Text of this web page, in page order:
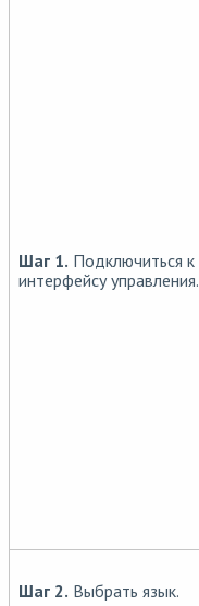
Шаг 1. Подключиться к
интерфейсу управления.
Шаг 2. Выбрать язык.